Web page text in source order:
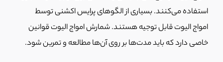
استفاده می‌کنند. بسیاری از الگوهای پرایس اکشنی توسط
امواج الیوت قابل توجیه هستند. شمارش امواج الیوت قوانین
خاصی دارد که باید مدت‌ها بر روی آن‌ها مطالعه و تمرین شود.